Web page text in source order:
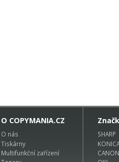
O COPYMANIA.CZ
O nás
Tiskárny
Multifunkční zařízení
SHARP
CANON